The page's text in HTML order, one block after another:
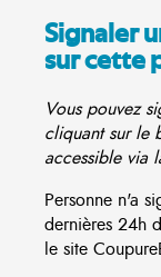
Signaler
sur cette
Vous pouvez
cliquant sur le
accessible via
Personne n'a
dernières 24h
le site